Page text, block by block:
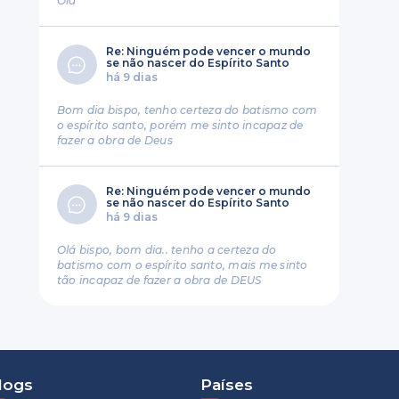
Re: Ninguém pode vencer o mundo
se não nascer do Espírito Santo
há 9 dias
Bom dia bispo, tenho certeza do batismo com
o espírito santo, porém me sinto incapaz de
fazer a obra de Deus
Re: Ninguém pode vencer o mundo
se não nascer do Espírito Santo
há 9 dias
Olá bispo, bom dia.. tenho a certeza do
batismo com o espírito santo, mais me sinto
tão incapaz de fazer a obra de DEUS
Países